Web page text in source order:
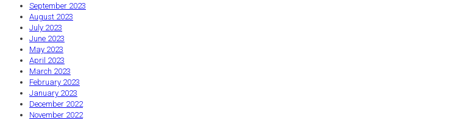
September 2023
August 2023
July 2023
June 2023
May 2023
April 2023
March 2023
February 2023
January 2023
December 2022
November 2022